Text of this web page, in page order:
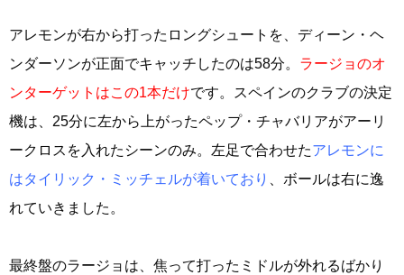
アレモンが右から打ったロングシュートを、ディーン・ヘ
ンダーソンが正面でキャッチしたのは58分。 ラージョのオ
ンターゲットはこの1本だけです。スペインのクラブの決定
機は、25分に左から上がったペップ・チャバリアがアーリ
ークロスを入れたシーンのみ。左足で合わせたアレモンに
はタイリック・ミッチェルが着いており
、ボールは右に逸
れていきました。
最終盤のラージョは、焦って打ったミドルが外れるばかり